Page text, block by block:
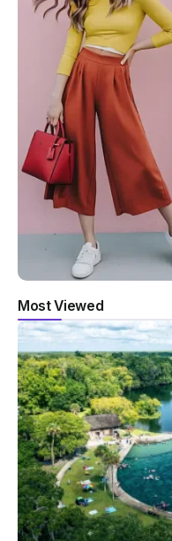
Most Viewed